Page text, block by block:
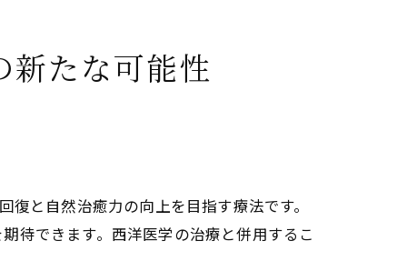
や療法)の相乗効果解説
化
和を実現
たな可能性
と自然治癒力の向上を目指す療法です。
待できます。西洋医学の治療と併用するこ